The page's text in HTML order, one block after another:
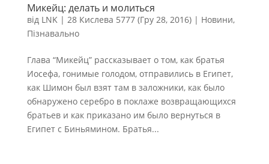
Микейц: делать и молиться
від LNK | 28 Кислева 5777 (Гру 28, 2016)| Новини,
Пізнавально
Глава “Микейц” рассказывает о том, как братья
Иосефа, гонимые голодом, отправились в Египет,
как Шимон был взят там в заложники, как было
обнаружено серебро в поклаже возвращающихся
братьев и как приказано им было вернуться в
Египет с Биньямином. Братья...